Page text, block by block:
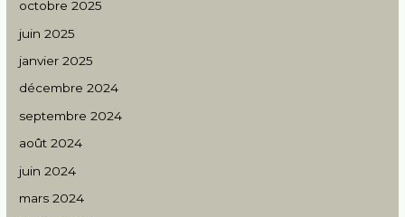
octobre 2025
juin 2025
janvier 2025
décembre 2024
septembre 2024
août 2024
juin 2024
mars 2024